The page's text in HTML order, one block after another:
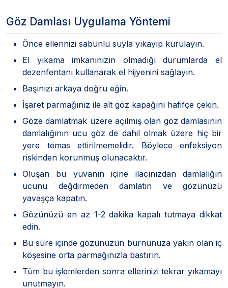
Göz Damlası Uygulama Yöntemi
Önce ellerinizi sabunlu suyla yıkayıp kurulayın.
El yıkama imkanınızın olmadığı durumlarda el
dezenfentanı kullanarak el hijyenini sağlayın.
Başınızı arkaya doğru eğin.
İşaret parmağınız ile alt göz kapağını hafifçe çekin.
Göze damlatmak üzere açılmış olan göz damlasının
damlalığının ucu göz de dahil olmak üzere hiç bir
yere temas ettirilmemelidir. Böylece enfeksiyon
riskinden korunmuş olunacaktır.
Oluşan bu yuvanın içine ilacınızdan damlalığın
ucunu değdirmeden damlatın ve gözünüzü
yavaşça kapatın.
Gözünüzü en az 1-2 dakika kapalı tutmaya dikkat
edin.
Bu süre içinde gözünüzün burnunuza yakın olan iç
köşesine orta parmağınızla bastırın.
Tüm bu işlemlerden sonra ellerinizi tekrar yıkamayı
unutmayın.